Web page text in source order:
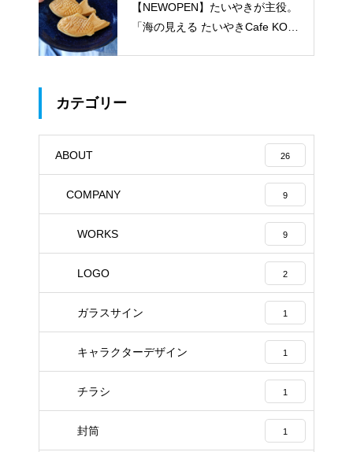
【NEWOPEN】たいやきが主役。
「海の見える たいやきCafe KOM
カテゴリー
ABOUT 26
COMPANY 9
WORKS 9
LOGO 2
ガラスサイン 1
キャラクターデザイン 1
チラシ 1
封筒 1